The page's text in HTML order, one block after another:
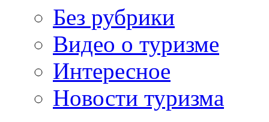
Без рубрики
Видео о туризме
Интересное
Новости туризма